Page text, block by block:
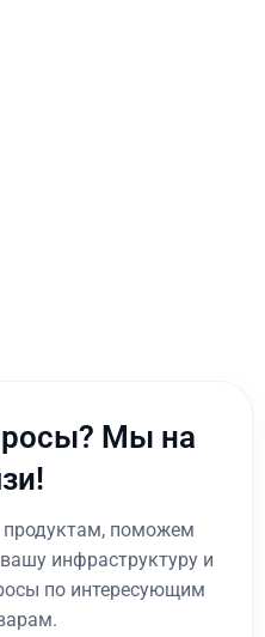
Мы на
продуктам, поможем
инфраструктуру и
по интересующим